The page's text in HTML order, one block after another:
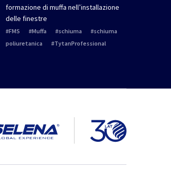
formazione di muffa nell’installazione
delle finestre
FMS Muffa schiuma
schiuma
poliuretanica
TytanProfessional